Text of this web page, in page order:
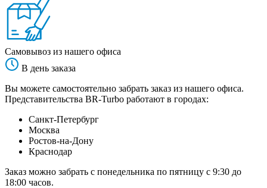
Самовывоз из нашего офиса
В день заказа
Вы можете самостоятельно забрать заказ из нашего офиса.
Представительства BR-Turbo работают в городах:
Санкт-Петербург
Москва
Ростов-на-Дону
Краснодар
Заказ можно забрать с понедельника по пятницу с 9:30 до
18:00 часов.